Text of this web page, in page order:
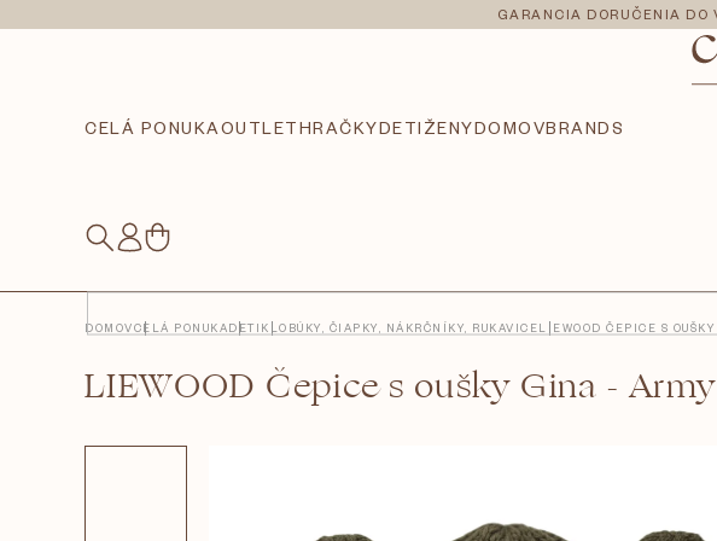
na
GARANCIA DORUČENIA DO
CELÁ PONUKAOUTLETHRAČKYDETI ŽENYDOMOVBRANDS
NÁKUPNÝ
DOMOVCELÁ PONUKADETI KLOBÚKY, ČIAPKY, NÁKRČNÍKY, RUKAVICELIEWOOD ČEPICE S
LIEWOOD Čepice s oušky Gina - Army